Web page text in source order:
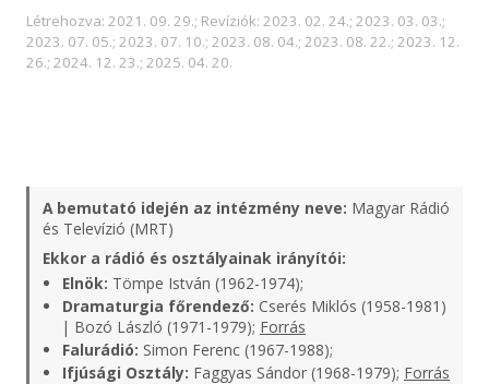
Létrehozva: 2021. 09. 29.; Revíziók: 2023. 02. 24.; 2023. 03. 03.;
2023. 07. 05.; 2023. 07. 10.; 2023. 08. 04.; 2023. 08. 22.; 2023. 12.
26.; 2024. 12. 23.; 2025. 04. 20.
A bemutató idején az intézmény neve: Magyar Rádió
és Televízió (MRT)
Ekkor a rádió és osztályainak irányítói:
Elnök: Tömpe István (1962-1974);
Dramaturgia főrendező: Cserés Miklós (1958-1981)
| Bozó László (1971-1979); Forrás
Falurádió: Simon Ferenc (1967-1988);
Ifjúsági Osztály: Faggyas Sándor (1968-1979); Forrás